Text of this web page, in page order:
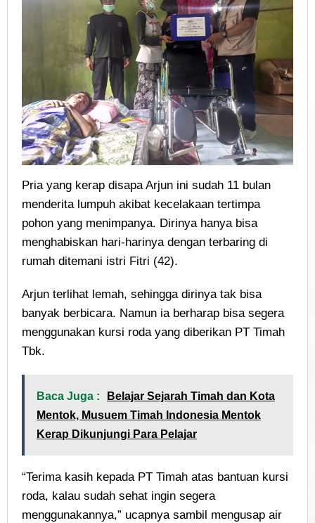
Pria yang kerap disapa Arjun ini sudah 11 bulan
menderita lumpuh akibat kecelakaan tertimpa
pohon yang menimpanya. Dirinya hanya bisa
menghabiskan hari-harinya dengan terbaring di
rumah ditemani istri Fitri (42).
Arjun terlihat lemah, sehingga dirinya tak bisa
banyak berbicara. Namun ia berharap bisa segera
menggunakan kursi roda yang diberikan PT Timah
Tbk.
Baca Juga :
Belajar Sejarah Timah dan Kota
Mentok, Musuem Timah Indonesia Mentok
Kerap Dikunjungi Para Pelajar
“Terima kasih kepada PT Timah atas bantuan kursi
roda, kalau sudah sehat ingin segera
menggunakannya,” ucapnya sambil mengusap air